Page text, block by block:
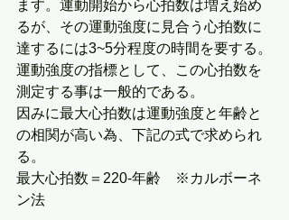
ます。運動開始から心拍数は増え始め
るが、その運動強度に見合う心拍数に
達するには3~5分程度の時間を要する。
運動強度の指標として、この心拍数を
測定する事は一般的である。
因みに最大心拍数は運動強度と年齢と
の相関が高い為、下記の式で求められ
る。
最大心拍数＝220-年齢　※カルボーネ
ン法